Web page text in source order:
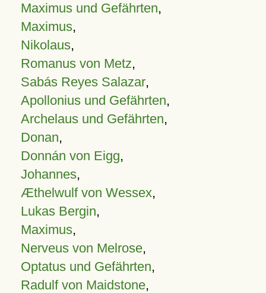
Maximus und Gefährten,
Maximus,
Nikolaus,
Romanus von Metz,
Sabás Reyes Salazar,
Apollonius und Gefährten,
Archelaus und Gefährten,
Donan,
Donnán von Eigg,
Johannes,
Æthelwulf von Wessex,
Lukas Bergin,
Maximus,
Nerveus von Melrose,
Optatus und Gefährten,
Radulf von Maidstone,